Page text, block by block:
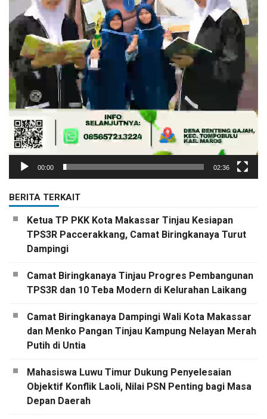
00:00 02:36
BERITA TERKAIT
Ketua TP PKK Kota Makassar Tinjau Kesiapan
TPS3R Paccerakkang, Camat Biringkanaya Turut
Dampingi
Camat Biringkanaya Tinjau Progres Pembangunan
TPS3R dan 10 Teba Modern di Kelurahan Laikang
Camat Biringkanaya Dampingi Wali Kota Makassar
dan Menko Pangan Tinjau Kampung Nelayan Merah
Putih di Untia
Mahasiswa Luwu Timur Dukung Penyelesaian
Objektif Konflik Laoli, Nilai PSN Penting bagi Masa
Depan Daerah